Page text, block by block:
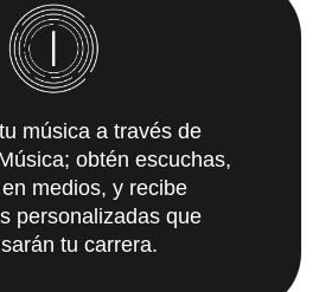
música a través de
obtén escuchas,
medios, y recibe
personalizadas que
tu carrera.